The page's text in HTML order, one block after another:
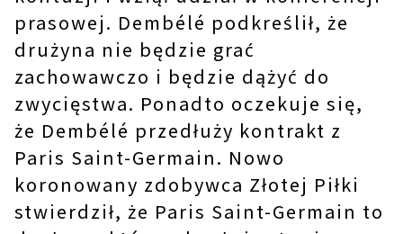
prasowej. Dembélé podkreślił, że
drużyna nie będzie grać
zachowawczo i będzie dążyć do
zwycięstwa. Ponadto oczekuje się,
że Dembélé przedłuży kontrakt z
Paris Saint-Germain. Nowo
koronowany zdobywca Złotej Piłki
stwierdził, że Paris Saint-Germain to